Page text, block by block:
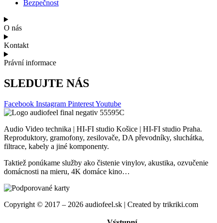
Bezpečnost
O nás
Kontakt
Právní informace
SLEDUJTE NÁS
Facebook Instagram PinterestYoutube
Audio Video technika | HI-FI studio Košice | HI-FI studio Praha.
Reproduktory, gramofony, zesilovače, DA převodníky, sluchátka,
filtrace, kabely a jiné komponenty.
Taktiež ponúkame služby ako čistenie vinylov, akustika, ozvučenie
domácnosti na mieru, 4K domáce kino…
Copyright © 2017 – 2026 audiofeel.sk | Created by trikriki.com